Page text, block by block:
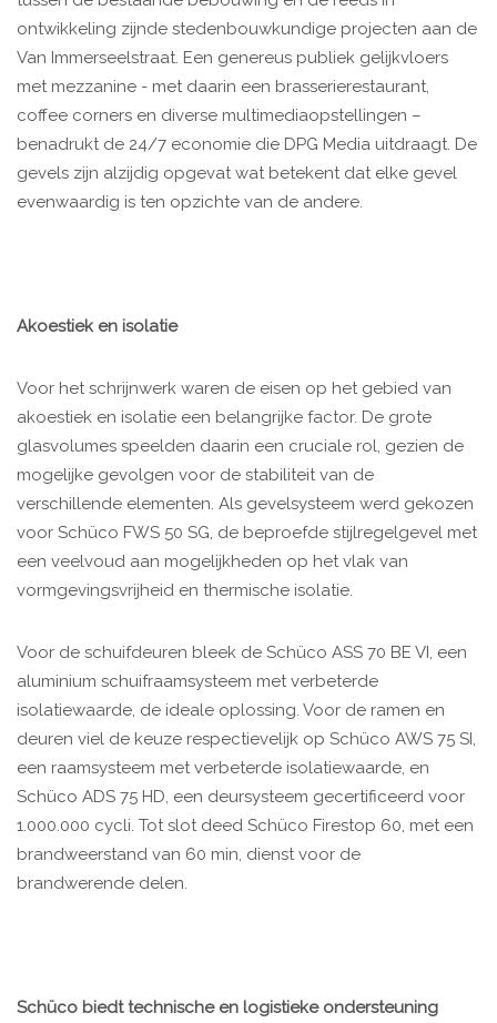
ontwikkeling zijnde stedenbouwkundige projecten aan de
Van Immerseelstraat. Een genereus publiek gelijkvloers
met mezzanine - met daarin een brasserierestaurant,
coffee corners en diverse multimediaopstellingen –
benadrukt de 24/7 economie die DPG Media uitdraagt. De
gevels zijn alzijdig opgevat wat betekent dat elke gevel
evenwaardig is ten opzichte van de andere.
Akoestiek en isolatie
Voor het schrijnwerk waren de eisen op het gebied van
akoestiek en isolatie een belangrijke factor. De grote
glasvolumes speelden daarin een cruciale rol, gezien de
mogelijke gevolgen voor de stabiliteit van de
verschillende elementen. Als gevelsysteem werd gekozen
voor Schüco FWS 50 SG, de beproefde stijlregelgevel met
een veelvoud aan mogelijkheden op het vlak van
vormgevingsvrijheid en thermische isolatie.
Voor de schuifdeuren bleek de Schüco ASS 70 BE VI, een
aluminium schuifraamsysteem met verbeterde
isolatiewaarde, de ideale oplossing. Voor de ramen en
deuren viel de keuze respectievelijk op Schüco AWS 75 SI,
een raamsysteem met verbeterde isolatiewaarde, en
Schüco ADS 75 HD, een deursysteem gecertificeerd voor
1.000.000 cycli. Tot slot deed Schüco Firestop 60, met een
brandweerstand van 60 min, dienst voor de
brandwerende delen.
Schüco biedt technische en logistieke ondersteuning